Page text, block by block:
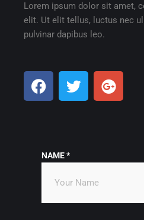
Lorem ipsum dolor sit amet,
elit. Ut elit tellus, luctus nec
pulvinar dapibus leo.
NAME*